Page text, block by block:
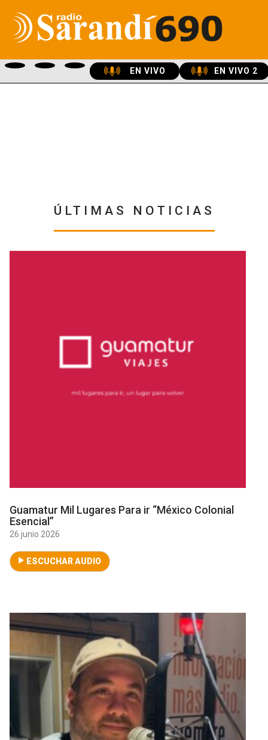
EN VIVO EN VIVO 2
ÚLTIMAS NOTICIAS
Guamatur Mil Lugares Para ir “México Colonial
Esencial”
26 junio 2026
ESCUCHAR AUDIO